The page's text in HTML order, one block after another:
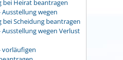
bei Heirat beantragen
Ausstellung wegen
Scheidung beantragen
Ausstellung wegen Verlust
vorläufigen